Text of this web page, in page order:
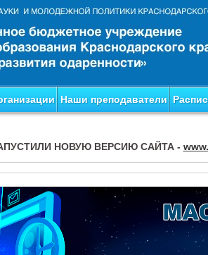
Наши преподаватели
НОВУЮ ВЕРСИЮ САЙТА -